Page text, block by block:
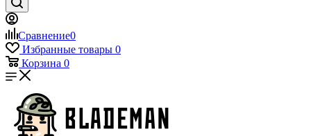
Сравнение0
Избранные товары 0
Корзина 0